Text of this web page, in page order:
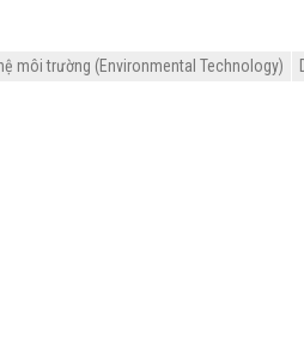
môi trường (Environmental Technology)